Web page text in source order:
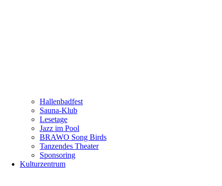
Hallenbadfest
Sauna-Klub
Lesetage
Jazz im Pool
BRAWO Song Birds
Tanzendes Theater
Sponsoring
Kulturzentrum